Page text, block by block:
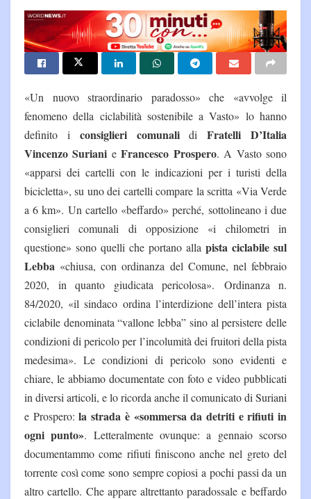
«Un nuovo straordinario paradosso» che «avvolge il
fenomeno della ciclabilità sostenibile a Vasto» lo hanno
definito i consiglieri comunalidiFratelli D’Italia
Vincenzo Suriani eFrancesco Prospero. A Vasto sono
«apparsi dei cartelli con le indicazioni per i turisti della
bicicletta», su uno dei cartelli compare la scritta «Via Verde
a 6 km». Un cartello «beffardo» perché, sottolineano i due
consiglieri comunali di opposizione «i chilometri in
questione» sono quelli che portano alla pista ciclabile sul
Lebba «chiusa, con ordinanza del Comune, nel febbraio
2020, in quanto giudicata pericolosa». Ordinanza n.
84/2020, «il sindaco ordina l’interdizione dell’intera pista
ciclabile denominata “vallone lebba” sino al persistere delle
condizioni di pericolo per l’incolumità dei fruitori della pista
medesima». Le condizioni di pericolo sono evidenti e
chiare, le abbiamo documentate con foto e video pubblicati
in diversi articoli, e lo ricorda anche il comunicato di Suriani
e Prospero:la strada è «sommersa da detriti e rifiuti in
ogni punto». Letteralmente ovunque: a gennaio scorso
documentammo come rifiuti finiscono anche nel greto del
torrente così come sono sempre copiosi a pochi passi da un
altro cartello. Che appare altrettanto paradossale e beffardo